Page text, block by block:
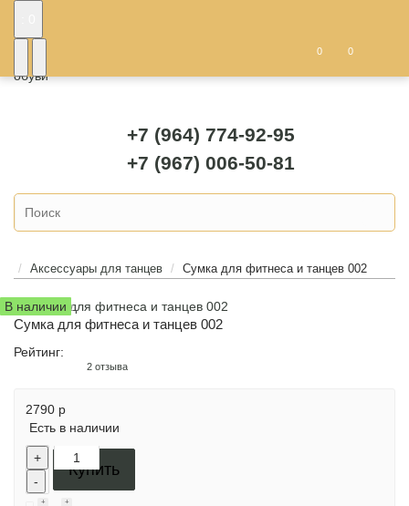
0 0
+7 (964) 774-92-95
+7 (967) 006-50-81
Аксессуары для танцев Сумка для фитнеса и танцев 002
В наличии
Сумка для фитнеса и танцев 002
Рейтинг:
2 отзыва
2790 р
Есть в наличии
+
-
Купить